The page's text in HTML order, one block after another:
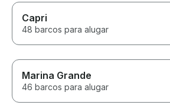
Capri
48 barcos para alugar
Marina Grande
46 barcos para alugar